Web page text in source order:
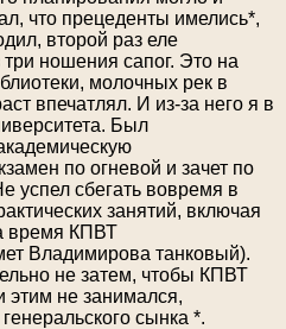
что прецеденты имелись*,
второй раз еле
ношения сапог. Это на
молочных рек в
впечатлял. И из-за него я в
Был
по огневой и зачет по
успел сбегать вовремя в
занятий, включая
время КПВТ
Владимирова танковый).
не затем, чтобы КПВТ
этим не занимался,
сынка *.